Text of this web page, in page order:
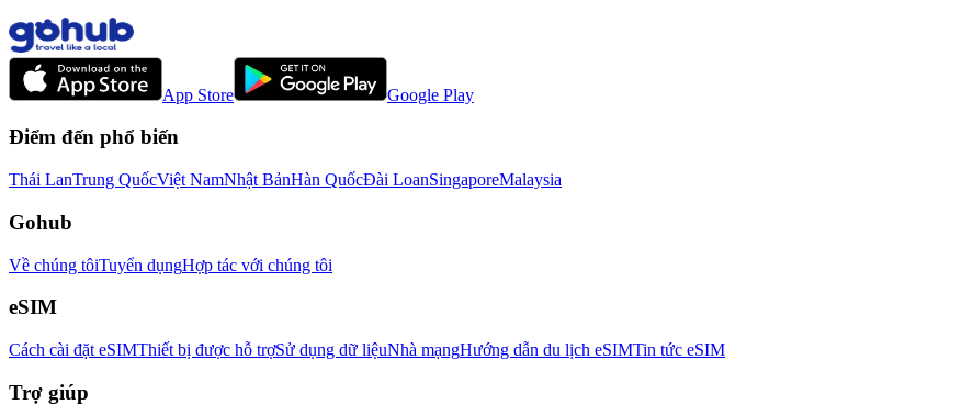
App Store Google Play
Điểm đến phổ biến
Thái LanTrung QuốcViệt NamNhật BảnHàn QuốcĐài LoanSingaporeMalaysia
Gohub
Về chúng tôiTuyển dụngHợp tác với chúng tôi
eSIM
Cách cài đặt eSIMThiết bị được hỗ trợSử dụng dữ liệuNhà mạngHướng dẫn du lịch eSIMTin tức eSIM
Trợ giúp